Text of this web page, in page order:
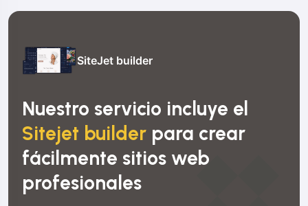
SiteJet builder
Nuestro servicio incluye el
Sitejet builder para crear
fácilmente sitios web
profesionales